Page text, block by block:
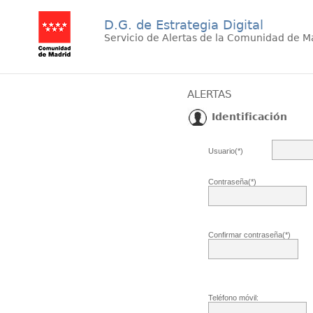
D.G. de Estrategia Digital
Servicio de Alertas de la Comunidad de
ALERTAS
Identificación
Usuario(*)
Contraseña(*)
Confirmar contraseña(*)
Teléfono móvil: